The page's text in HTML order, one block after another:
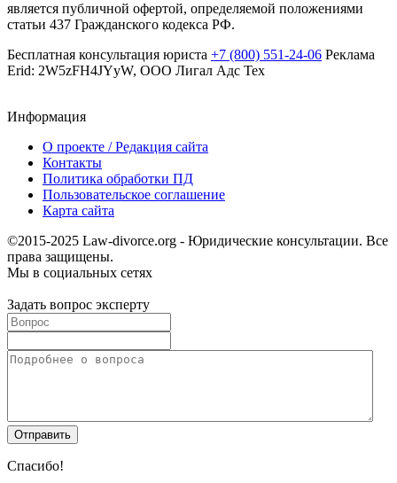
является публичной офертой, определяемой положениями
статьи 437 Гражданского кодекса РФ.
Бесплатная консультация юриста +7 (800) 551-24-06 Реклама
Erid: 2W5zFH4JYyW, ООО Лигал Адс Тех
Информация
О проекте / Редакция сайта
Контакты
Политика обработки ПД
Пользовательское соглашение
Карта сайта
©2015-2025 Law-divorce.org - Юридические консультации. Все
права защищены.
Мы в социальных сетях
Задать вопрос эксперту
Спасибо!